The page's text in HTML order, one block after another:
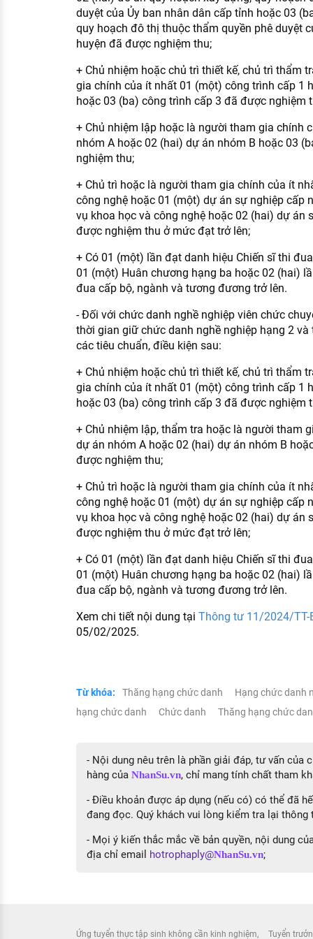
duyệt của Ủy ban nhân dân cấp tỉnh hoặc 03
quy hoạch đô thị thuộc thẩm quyền phê duyệt
huyện đã được nghiệm thu;
+ Chủ nhiệm hoặc chủ trì thiết kế, chủ trì thẩm
gia chính của ít nhất 01 (một) công trình cấp 1
hoặc 03 (ba) công trình cấp 3 đã được nghiệm
+ Chủ nhiệm lập hoặc là người tham gia chính
nhóm A hoặc 02 (hai) dự án nhóm B hoặc 03
nghiệm thu;
+ Chủ trì hoặc là người tham gia chính của ít
công nghệ hoặc 01 (một) dự án sự nghiệp cấp
vụ khoa học và công nghệ hoặc 02 (hai) dự án
được nghiệm thu ở mức đạt trở lên;
+ Có 01 (một) lần đạt danh hiệu Chiến sĩ thi
01 (một) Huân chương hạng ba hoặc 02 (hai)
đua cấp bộ, ngành và tương đương trở lên.
- Đối với chức danh nghề nghiệp viên chức
thời gian giữ chức danh nghề nghiệp hạng 2
các tiêu chuẩn, điều kiện sau:
+ Chủ nhiệm hoặc chủ trì thiết kế, chủ trì thẩm
gia chính của ít nhất 01 (một) công trình cấp 1
hoặc 03 (ba) công trình cấp 3 đã được nghiệm
+ Chủ nhiệm lập, thẩm tra hoặc là người tham
dự án nhóm A hoặc 02 (hai) dự án nhóm B
được nghiệm thu;
+ Chủ trì hoặc là người tham gia chính của ít
công nghệ hoặc 01 (một) dự án sự nghiệp cấp
vụ khoa học và công nghệ hoặc 02 (hai) dự án
được nghiệm thu ở mức đạt trở lên;
+ Có 01 (một) lần đạt danh hiệu Chiến sĩ thi
01 (một) Huân chương hạng ba hoặc 02 (hai)
đua cấp bộ, ngành và tương đương trở lên.
Xem chi tiết nội dung tại Thông tư 11/2024/TT-
05/02/2025.
Từ khóa: Thăng hạng chức danh
Hạng chức danh
hạng chức danh
Chức danh Thăng hạng chức
- Nội dung nêu trên là phần giải đáp, tư vấn của
hàng của NhanSu.vn, chỉ mang tính chất tham
- Điều khoản được áp dụng (nếu có) có thể đã
đang đọc. Quý khách vui lòng kiểm tra lại thông
- Mọi ý kiến thắc mắc về bản quyền, nội dung
địa chỉ email hotrophaply@NhanSu.vn;
Ứng tuyển thực tập sinh không cần kinh nghiệm Tuyển